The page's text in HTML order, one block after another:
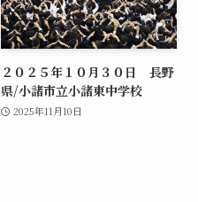
２０２５年１０月３０日 長野
県/小諸市立小諸東中学校
2025年11月10日